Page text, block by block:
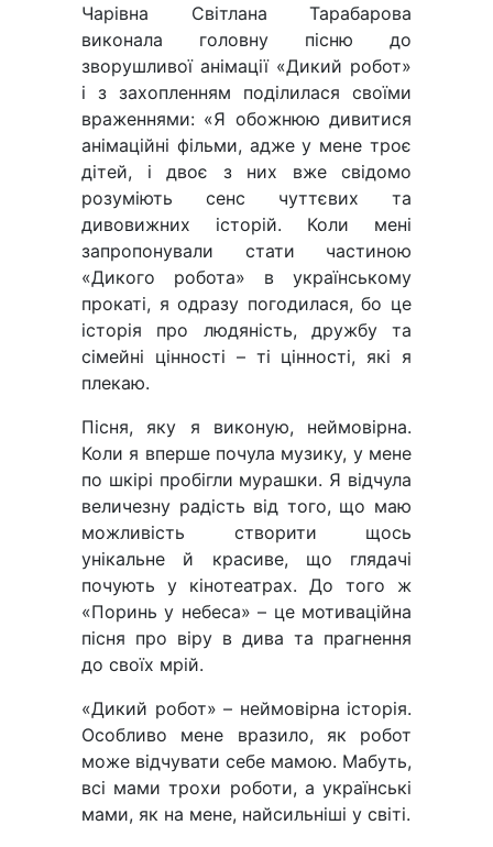
Чарівна Світлана Тарабарова
виконала головну пісню до
зворушливої анімації «Дикий робот»
і з захопленням поділилася своїми
враженнями: «Я обожнюю дивитися
анімаційні фільми, адже у мене троє
дітей, і двоє з них вже свідомо
розуміють сенс чуттєвих та
дивовижних історій. Коли мені
запропонували стати частиною
«Дикого робота» в українському
прокаті, я одразу погодилася, бо це
історія про людяність, дружбу та
сімейні цінності – ті цінності, які я
плекаю.
Пісня, яку я виконую, неймовірна.
Коли я вперше почула музику, у мене
по шкірі пробігли мурашки. Я відчула
величезну радість від того, що маю
можливість створити щось
унікальне й красиве, що глядачі
почують у кінотеатрах. До того ж
«Поринь у небеса» – це мотиваційна
пісня про віру в дива та прагнення
до своїх мрій.
«Дикий робот» – неймовірна історія.
Особливо мене вразило, як робот
може відчувати себе мамою. Мабуть,
всі мами трохи роботи, а українські
мами, як на мене, найсильніші у світі.